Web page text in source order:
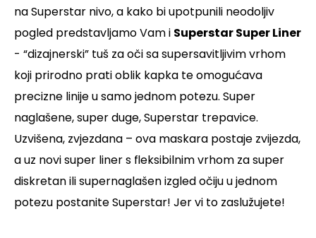
na Superstar nivo, a kako bi upotpunili neodoljiv
pogled predstavljamo Vam i Superstar Super Liner
- “dizajnerski” tuš za oči sa supersavitljivim vrhom
koji prirodno prati oblik kapka te omogućava
precizne linije u samo jednom potezu. Super
naglašene, super duge, Superstar trepavice.
Uzvišena, zvjezdana – ova maskara postaje zvijezda,
a uz novi super liner s fleksibilnim vrhom za super
diskretan ili supernaglašen izgled očiju u jednom
potezu postanite Superstar! Jer vi to zaslužujete!